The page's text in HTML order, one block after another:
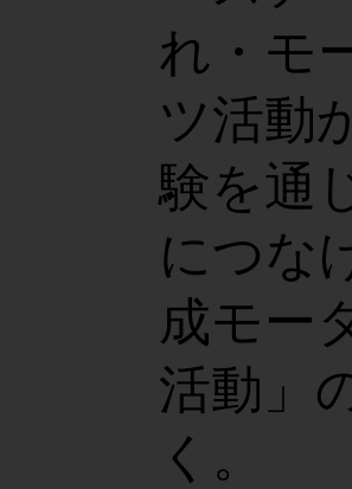
れ・モ
ツ活動
験を通
につな
成モー
活動」
く。